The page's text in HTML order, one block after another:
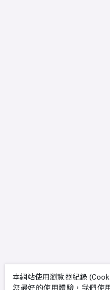
本網站使用瀏覽器紀錄
您最好的使用體驗，我們使